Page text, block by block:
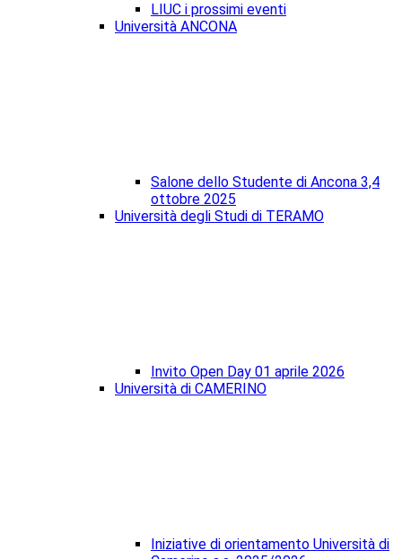
LIUC i prossimi eventi
Università ANCONA
Salone dello Studente di Ancona 3,4
ottobre 2025
Università degli Studi di TERAMO
Invito Open Day 01 aprile 2026
Università di CAMERINO
Iniziative di orientamento Università di